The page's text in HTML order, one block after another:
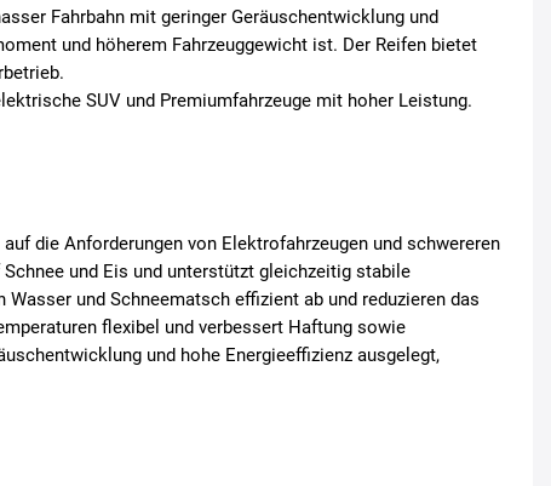
Fahrbahn mit geringer Geräuschentwicklung und
und höherem Fahrzeuggewicht ist. Der Reifen bietet
SUV und Premiumfahrzeuge mit hoher Leistung.
die Anforderungen von Elektrofahrzeugen und schwereren
und Eis und unterstützt gleichzeitig stabile
und Schneematsch effizient ab und reduzieren das
flexibel und verbessert Haftung sowie
und hohe Energieeffizienz ausgelegt,